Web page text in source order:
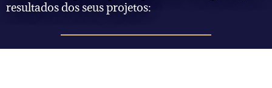
resultados dos seus projetos: